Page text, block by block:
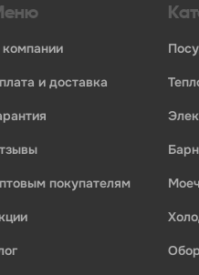
о компании
оплата и доставка
отзывы
оптовым покупателям
акции